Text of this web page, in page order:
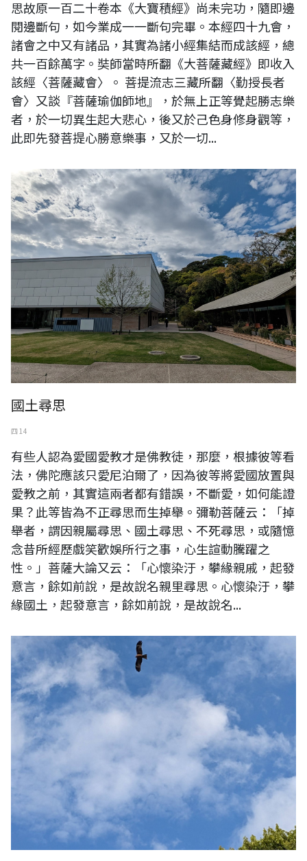
思故原一百二十卷本《大寶積經》尚未完功，隨即邊
閱邊斷句，如今業成一一斷句完畢。本經四十九會，
諸會之中又有諸品，其實為諸小經集結而成該經，總
共一百餘萬字。奘師當時所翻《大菩薩藏經》即收入
該經〈菩薩藏會〉。 菩提流志三藏所翻〈勤授長者
會〉又談『菩薩瑜伽師地』，於無上正等覺起勝志樂
者，於一切異生起大悲心，後又於己色身修身觀等，
此即先發菩提心勝意樂事，又於一切...
國土尋思
四 14
有些人認為愛國愛教才是佛教徒，那麼，根據彼等看
法，佛陀應該只愛尼泊爾了，因為彼等將愛國放置與
愛教之前，其實這兩者都有錯誤，不斷愛，如何能證
果？此等皆為不正尋思而生掉舉。彌勒菩薩云：「掉
舉者，謂因親屬尋思、國土尋思、不死尋思，或隨憶
念昔所經歷戲笑歡娛所行之事，心生諠動騰躍之
性。」菩薩大論又云：「心懷染汙，攀緣親戚，起發
意言，餘如前說，是故說名親里尋思。心懷染汙，攀
緣國土，起發意言，餘如前說，是故說名...